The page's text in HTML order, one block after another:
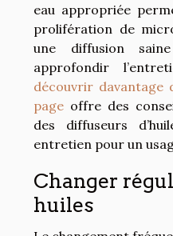
eau appropriée
prolifération de
une diffusion
approfondir
découvrir
page offre des
des diffuseurs
entretien pour un
Changer
huiles